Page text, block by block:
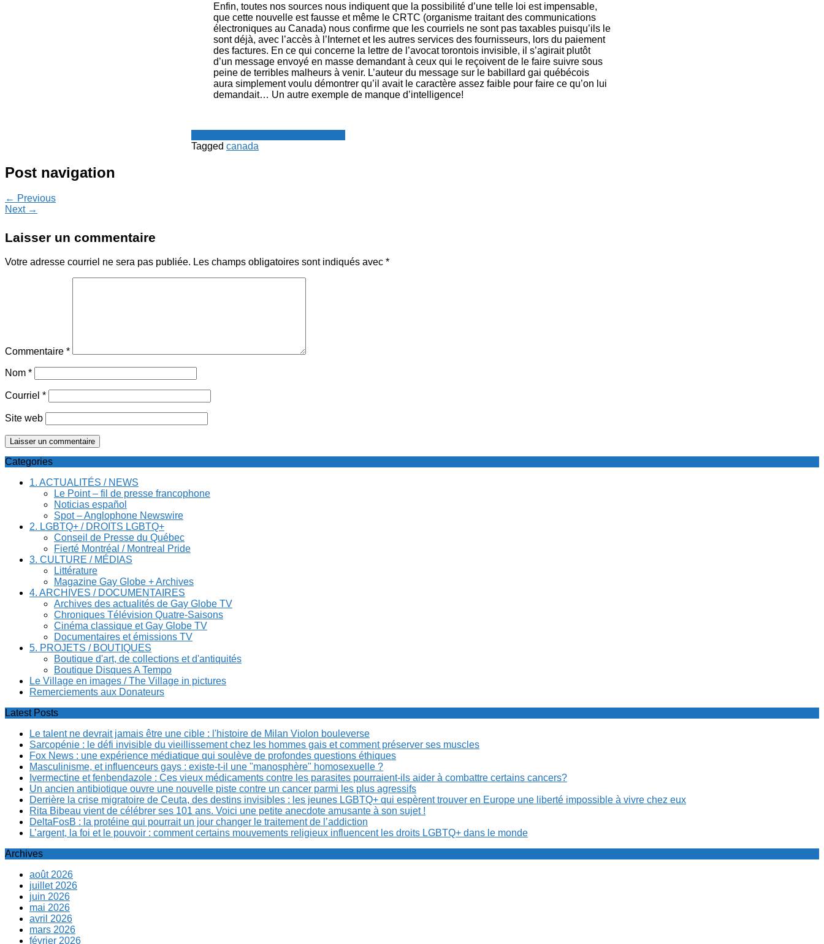
Enfin, toutes nos sources nous indiquent que la possibilité d’une telle loi est impensable,
que cette nouvelle est fausse et même le CRTC (organisme traitant des communications
électroniques au Canada) nous confirme que les courriels ne sont pas taxables puisqu’ils le
sont déjà, avec l’accès à l’Internet et les autres services des fournisseurs, lors du paiement
des factures. En ce qui concerne la lettre de l’avocat torontois invisible, il s’agirait plutôt
d’un message envoyé en masse demandant à ceux qui le reçoivent de le faire suivre sous
peine de terribles malheurs à venir. L’auteur du message sur le babillard gai québécois
aura simplement voulu démontrer qu’il avait le caractère assez faible pour faire ce qu’on lui
demandait… Un autre exemple de manque d’intelligence!
Tagged canada
Post navigation
← Previous
Next →
Laisser un commentaire
Votre adresse courriel ne sera pas publiée. Les champs obligatoires sont indiqués avec *
Commentaire *
Nom *
Courriel *
Site web
Categories
1. ACTUALITÉS / NEWS
Le Point – fil de presse francophone
Noticias español
Spot – Anglophone Newswire
2. LGBTQ+ / DROITS LGBTQ+
Conseil de Presse du Québec
Fierté Montréal / Montreal Pride
3. CULTURE / MÉDIAS
Littérature
Magazine Gay Globe + Archives
4. ARCHIVES / DOCUMENTAIRES
Archives des actualités de Gay Globe TV
Chroniques Télévision Quatre-Saisons
Cinéma classique et Gay Globe TV
Documentaires et émissions TV
5. PROJETS / BOUTIQUES
Boutique d'art, de collections et d'antiquités
Boutique Disques A Tempo
Le Village en images / The Village in pictures
Remerciements aux Donateurs
Latest Posts
Le talent ne devrait jamais être une cible : l'histoire de Milan Violon bouleverse
Sarcopénie : le défi invisible du vieillissement chez les hommes gais et comment préserver ses muscles
Fox News : une expérience médiatique qui soulève de profondes questions éthiques
Masculinisme, et influenceurs gays : existe-t-il une "manosphère" homosexuelle ?
Ivermectine et fenbendazole : Ces vieux médicaments contre les parasites pourraient-ils aider à combattre certains cancers?
Un ancien antibiotique ouvre une nouvelle piste contre un cancer parmi les plus agressifs
Derrière la crise migratoire de Ceuta, des destins invisibles : les jeunes LGBTQ+ qui espèrent trouver en Europe une liberté impossible à vivre chez eux
Rita Bibeau vient de célébrer ses 101 ans. Voici une petite anecdote amusante à son sujet !
DeltaFosB : la protéine qui pourrait un jour changer le traitement de l’addiction
L’argent, la foi et le pouvoir : comment certains mouvements religieux influencent les droits LGBTQ+ dans le monde
Archives
août 2026
juillet 2026
juin 2026
mai 2026
avril 2026
mars 2026
février 2026